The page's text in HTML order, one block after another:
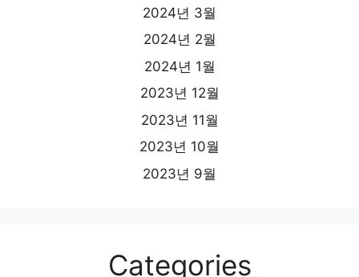
2024년 3월
2024년 2월
2024년 1월
2023년 12월
2023년 11월
2023년 10월
2023년 9월
Categories